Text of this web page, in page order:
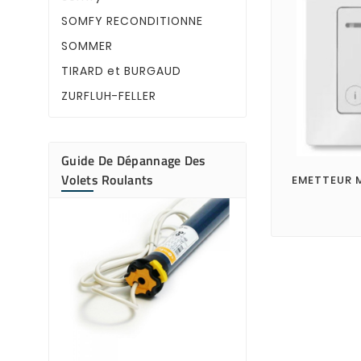
SOMFY RECONDITIONNE
SOMMER
TIRARD et BURGAUD
ZURFLUH-FELLER
Guide De Dépannage Des
Volets Roulants
Pourquoi
EMETTEUR